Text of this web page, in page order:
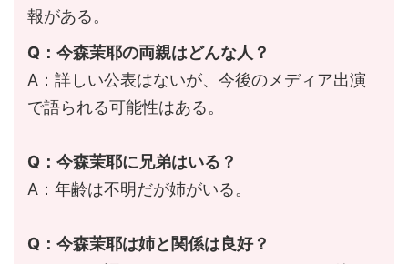
報がある。
Q：今森茉耶の両親はどんな人？
A：詳しい公表はないが、今後のメディア出演
で語られる可能性はある。
Q：今森茉耶に兄弟はいる？
A：年齢は不明だが姉がいる。
Q：今森茉耶は姉と関係は良好？